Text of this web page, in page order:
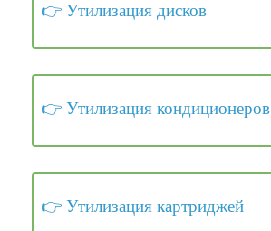
Утилизация дисков
Утилизация кондиционеров
Утилизация картриджей